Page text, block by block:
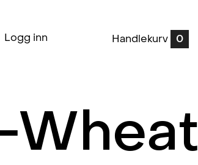
Logg inn Handlekurv 0